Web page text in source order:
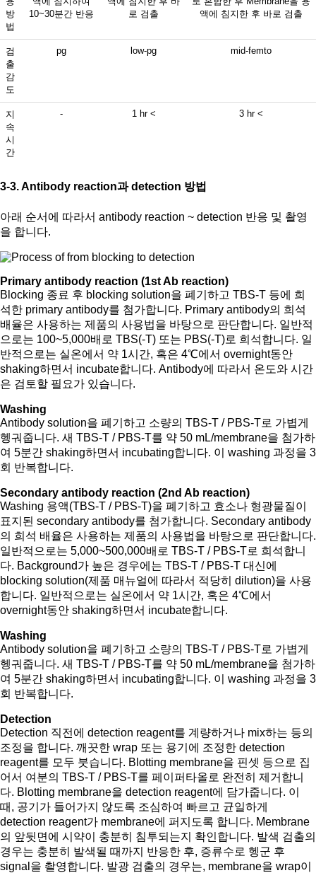
방
법
10~30분간 반응
로 검출
액에 침지한 후 바로 검출
검
출
감
도
pg low-pg mid-femto
지
속
시
간
- 1 hr < 3 hr <
3-3. Antibody reaction과 detection 방법
아래 순서에 따라서 antibody reaction ~ detection 반응 및 촬영
을 합니다.
Primary antibody reaction (1st Ab reaction)
Blocking 종료 후 blocking solution을 폐기하고 TBS-T 등에 희
석한 primary antibody를 첨가합니다. Primary antibody의 희석
배율은 사용하는 제품의 사용법을 바탕으로 판단합니다. 일반적
으로는 100~5,000배로 TBS(-T) 또는 PBS(-T)로 희석합니다. 일
반적으로는 실온에서 약 1시간, 혹은 4℃에서 overnight동안
shaking하면서 incubate합니다. Antibody에 따라서 온도와 시간
은 검토할 필요가 있습니다.
Washing
Antibody solution을 폐기하고 소량의 TBS-T / PBS-T로 가볍게
헹궈줍니다. 새 TBS-T / PBS-T를 약 50 mL/membrane을 첨가하
여 5분간 shaking하면서 incubating합니다. 이 washing 과정을 3
회 반복합니다.
Secondary antibody reaction (2nd Ab reaction)
Washing 용액(TBS-T / PBS-T)을 폐기하고 효소나 형광물질이
표지된 secondary antibody를 첨가합니다. Secondary antibody
의 희석 배율은 사용하는 제품의 사용법을 바탕으로 판단합니다.
일반적으로는 5,000~500,000배로 TBS-T / PBS-T로 희석합니
다. Background가 높은 경우에는 TBS-T / PBS-T 대신에
blocking solution(제품 매뉴얼에 따라서 적당히 dilution)을 사용
합니다. 일반적으로는 실온에서 약 1시간, 혹은 4℃에서
overnight동안 shaking하면서 incubate합니다.
Washing
Antibody solution을 폐기하고 소량의 TBS-T / PBS-T로 가볍게
헹궈줍니다. 새 TBS-T / PBS-T를 약 50 mL/membrane을 첨가하
여 5분간 shaking하면서 incubating합니다. 이 washing 과정을 3
회 반복합니다.
Detection
Detection 직전에 detection reagent를 계량하거나 mix하는 등의
조정을 합니다. 깨끗한 wrap 또는 용기에 조정한 detection
reagent를 모두 붓습니다. Blotting membrane을 핀셋 등으로 집
어서 여분의 TBS-T / PBS-T를 페이퍼타올로 완전히 제거합니
다. Blotting membrane을 detection reagent에 담가줍니다. 이
때, 공기가 들어가지 않도록 조심하여 빠르고 균일하게
detection reagent가 membrane에 퍼지도록 합니다. Membrane
의 앞뒷면에 시약이 충분히 침투되는지 확인합니다. 발색 검출의
경우는 충분히 발색될 때까지 반응한 후, 증류수로 헹군 후
signal을 촬영합니다. 발광 검출의 경우는, membrane을 wrap이